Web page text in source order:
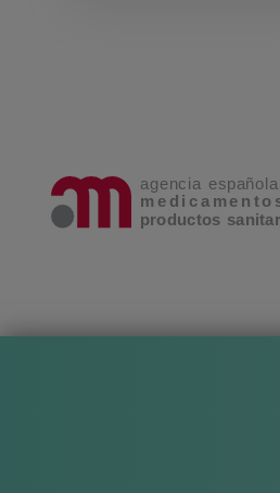
Respete siempre las
Si nota algún efecto
Retire hilos, pelusa, etc.